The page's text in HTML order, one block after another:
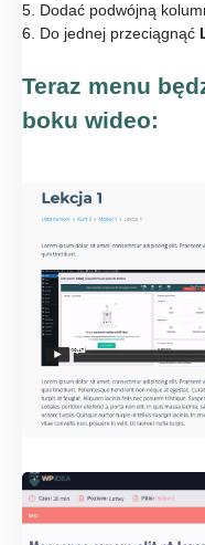
5. Dodać podwójną
6. Do jednej przeciągnąć
Teraz menu
boku wideo: